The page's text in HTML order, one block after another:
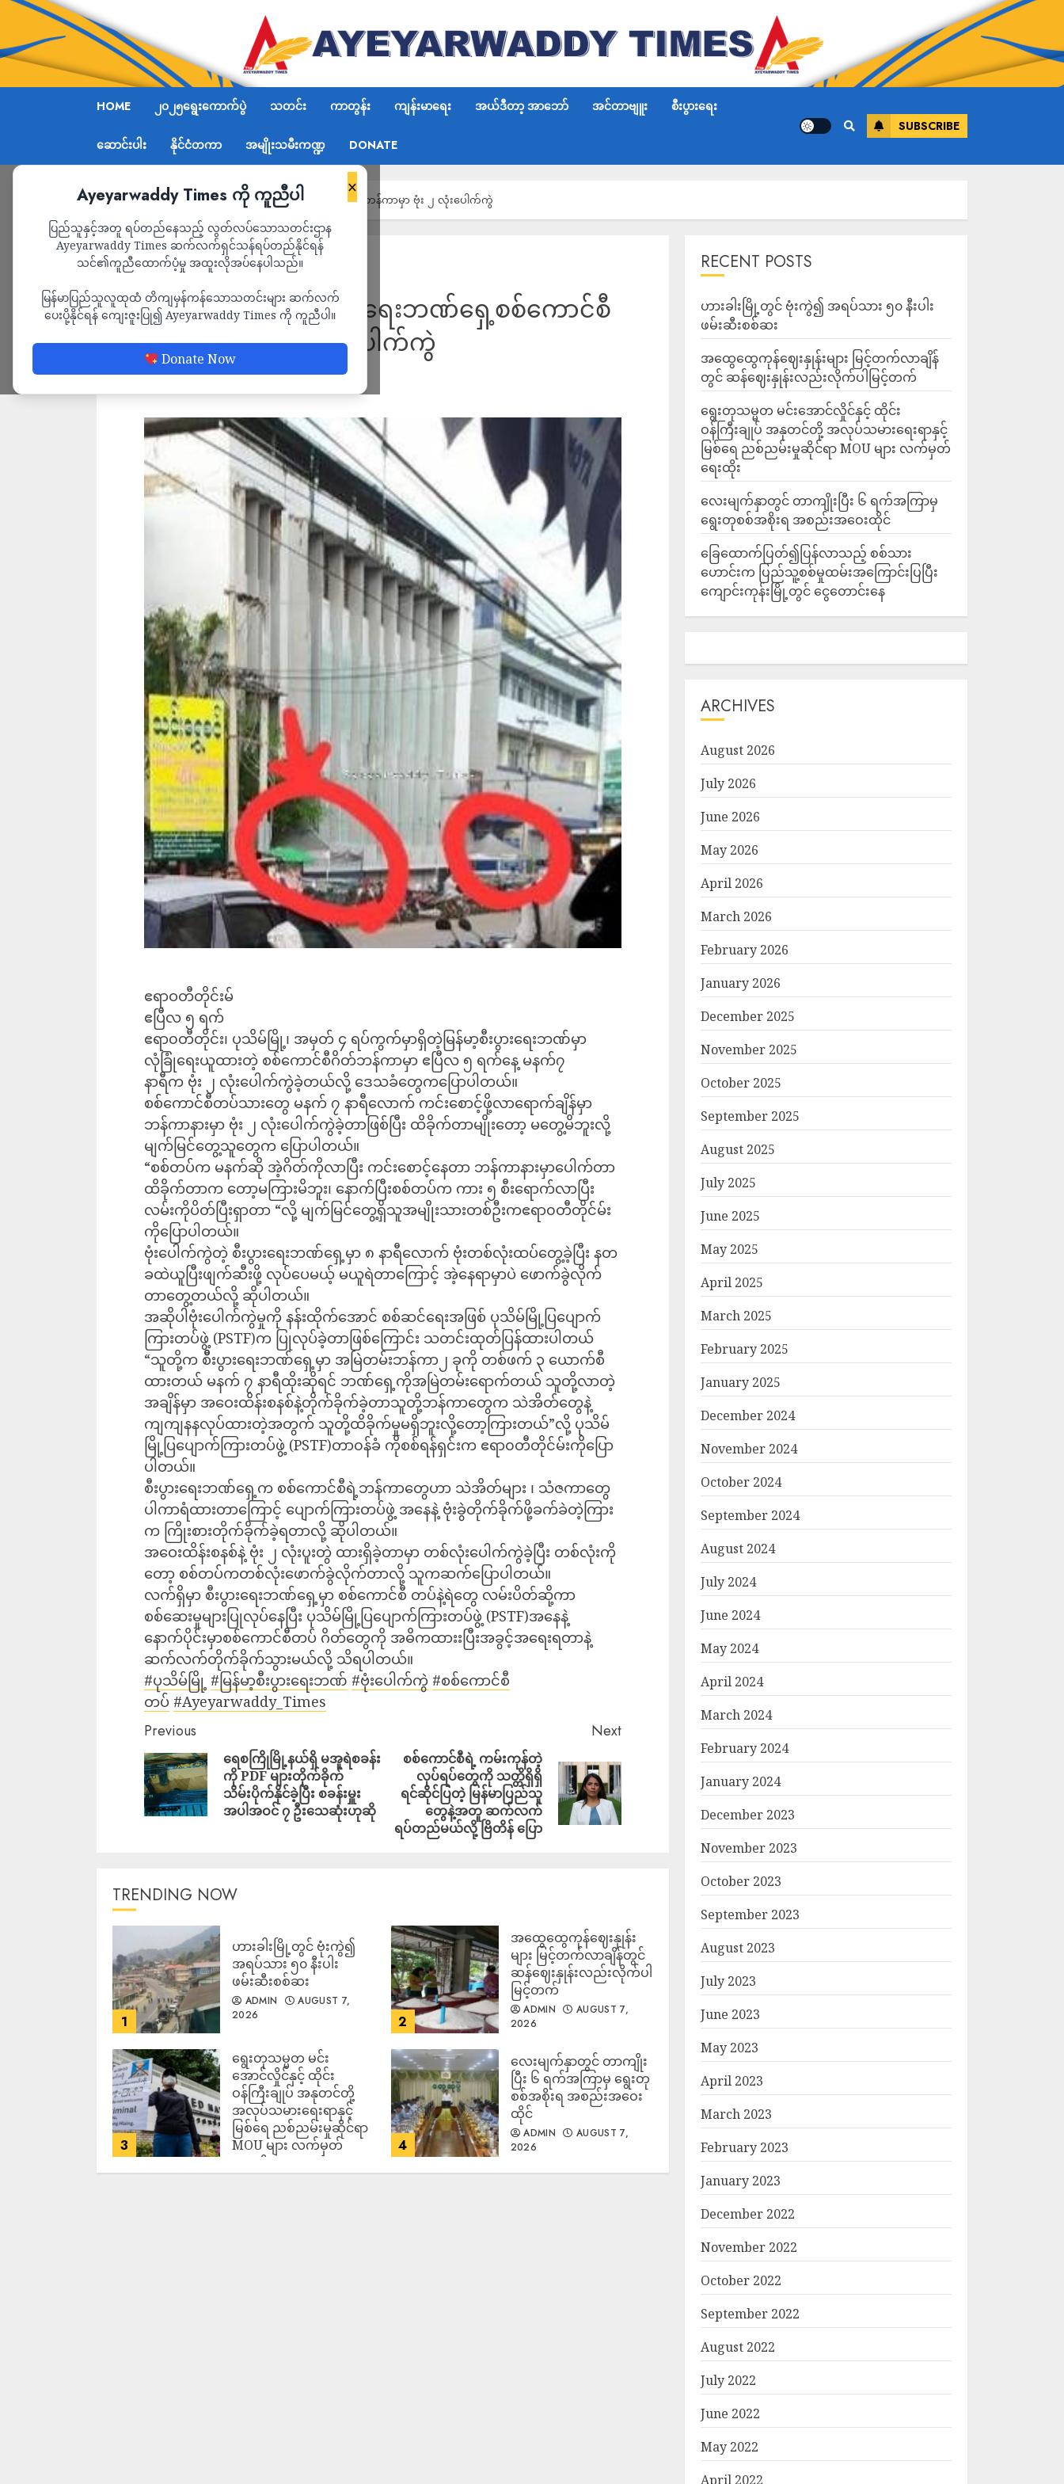
HOME ၂၀၂၅ရွေးကောက်ပွဲ သတင်း ကာတွန်း ကျန်းမာရေး အယ်ဒီတာ့ အာဘော် အင်တာဗျူး စီးပွားရေး
ဆောင်းပါး နိုင်ငံတကာ အမျိုးသမီးကဏ္ဍ DONATE
SUBSCRIBE
×
Ayeyarwaddy Times ကို ကူညီပါ
ပြည်သူနှင့်အတူ ရပ်တည်နေသည့် လွတ်လပ်သောသတင်းဌာန
Ayeyarwaddy Times ဆက်လက်ရှင်သန်ရပ်တည်နိုင်ရန်
သင်၏ကူညီထောက်ပံ့မှု အထူးလိုအပ်နေပါသည်။
မြန်မာပြည်သူလူထုထံ တိကျမှန်ကန်သောသတင်းများ ဆက်လက်
ပေးပို့နိုင်ရန် ကျေးဇူးပြု၍ Ayeyarwaddy Times ကို ကူညီပါ။
Donate Now
Home ပုသိမ်မြို့ မြန်မာ့စီးပွားရေးဘဏ်ရှေ့စစ်ကောင်စီ ဘန်ကာမှာ ဗုံး ၂ လုံးပေါက်ကွဲ
သတင်း
ပုသိမ်မြို့ မြန်မာ့စီးပွားရေးဘဏ်ရှေ့စစ်ကောင်စီ
ဘန်ကာမှာ ဗုံး ၂ လုံးပေါက်ကွဲ
ADMIN APRIL 6, 2023
ဧရာဝတီတိုင်းမ်
ဧပြီလ ၅ ရက်
ဧရာ၀တီတိုင်း၊ ပုသိမ်မြို့၊ အမှတ် ၄ ရပ်ကွက်မှာရှိတဲ့မြန်မာ့စီးပွားရေးဘဏ်မှာ
လုံခြုံရေးယူထားတဲ့ စစ်ကောင်စီဂိတ်ဘန်ကာမှာ ဧပြီလ ၅ ရက်နေ့ မနက်၇
နာရီက ဗုံး ၂ လုံးပေါက်ကွဲခဲ့တယ်လို့ ဒေသခံတွေကပြောပါတယ်။
စစ်ကောင်စီတပ်သားတွေ မနက် ၇ နာရီလောက် ကင်းစောင့်ဖို့လာရောက်ချိန်မှာ
ဘန်ကာနားမှာ ဗုံး ၂ လုံးပေါက်ကွဲခဲ့တာဖြစ်ပြီး ထိခိုက်တာမျိုးတော့ မတွေ့မိဘူးလို့
မျက်မြင်တွေ့သူတွေက ပြောပါတယ်။
“စစ်တပ်က မနက်ဆို အဲ့ဂိတ်ကိုလာပြီး ကင်းစောင့်နေတာ ဘန်ကာနားမှာပေါက်တာ
ထိခိုက်တာက တော့မကြားမိဘူး၊ နောက်ပြီးစစ်တပ်က ကား ၅ စီးရောက်လာပြီး
လမ်းကိုပိတ်ပြီးရှာတာ “လို့ မျက်မြင်တွေ့ရှိသူအမျိုးသားတစ်ဦးကဧရာ၀တီတိုင်မ်း
ကိုပြောပါတယ်။
ဗုံးပေါက်ကွဲတဲ့ စီးပွားရေးဘဏ်ရှေ့မှာ ၈ နာရီလောက် ဗုံးတစ်လုံးထပ်တွေ့ခဲ့ပြီး နတ
ခထဲယူပြီးဖျက်ဆီးဖို့ လုပ်ပေမယ့် မယူရဲတာကြောင့် အဲ့နေရာမှာပဲ ဖောက်ခွဲလိုက်
တာတွေ့တယ်လို့ ဆိုပါတယ်။
အဆိုပါဗုံးပေါက်ကွဲမှုကို နန်းထိုက်အောင် စစ်ဆင်ရေးအဖြစ် ပုသိမ်မြို့ပြပျောက်
ကြားတပ်ဖွဲ့ (PSTF)က ပြုလုပ်ခဲ့တာဖြစ်ကြောင်း သတင်းထုတ်ပြန်ထားပါတယ်
“သူတို့က စိီးပွားရေးဘဏ်ရှေ့မှာ အမြဲတမ်းဘန်ကာ၂ ခုကို တစ်ဖက် ၃ ယောက်စီ
ထားတယ် မနက် ၇ နာရီထိုးဆိုရင် ဘဏ်ရှေ့ကိုအမြဲတမ်းရောက်တယ် သူတို့လာတဲ့
အချိန်မှာ အဝေးထိန်းစနစ်နဲ့တိုက်ခိုက်ခဲ့တာသူတို့ဘန်ကာတွေက သဲအိတ်တွေနဲ့
ကျကျနနလုပ်ထားတဲ့အတွက် သူတို့ထိခိုက်မှုမရှိဘူးလို့တော့ကြားတယ်”လို့ ပုသိမ်
မြို့ပြပျောက်ကြားတပ်ဖွဲ့ (PSTF)တာ၀န်ခံ ကိုစစ်ရန်ရှင်းက ဧရာ၀တီတိုင်မ်းကိုပြော
ပါတယ်။
စီးပွားရေးဘဏ်ရှေ့က စစ်ကောင်စီရဲ့ဘန်ကာတွေဟာ သဲအိတ်များ ၊ သံဇကာတွေ
ပါကာရံထားတာကြောင့် ပျောက်ကြားတပ်ဖွဲ့ အနေနဲ့ ဗုံးခွဲတိုက်ခိုက်ဖို့ခက်ခဲတဲ့ကြား
က ကြိုးစားတိုက်ခိုက်ခဲ့ရတာလို့ ဆိုပါတယ်။
အဝေးထိန်းစနစ်နဲ့ ဗုံး ၂ လုံးပူးတွဲ ထားရှိခဲ့တာမှာ တစ်လုံးပေါက်ကွဲခဲ့ပြီး တစ်လုံးကို
တော့ စစ်တပ်ကတစ်လုံးဖောက်ခွဲလိုက်တာလို့ သူကဆက်ပြောပါတယ်။
လက်ရှိမှာ စီးပွားရေးဘဏ်ရှေ့မှာ စစ်ကောင်စီ တပ်နဲ့ရဲတွေ လမ်းပိတ်ဆို့ကာ
စစ်ဆေးမှုများပြုလုပ်နေပြီး ပုသိမ်မြို့ပြပျောက်ကြားတပ်ဖွဲ့ (PSTF)အနေနဲ့
နောက်ပိုင်းမှာစစ်ကောင်စီတပ် ဂိတ်တွေကို အဓိကထားးပြီးအခွင့်အရေးရတာနဲ့
ဆက်လက်တိုက်ခိုက်သွားမယ်လို့ သိရပါတယ်။
#ပုသိမ်မြို့ #မြန်မာ့စီးပွားရေးဘဏ် #ဗုံးပေါက်ကွဲ #စစ်ကောင်စီ
တပ် #Ayeyarwaddy_Times
Previous
ရေစကြိုမြို့နယ်ရှိ မအူရဲစခန်း
ကို PDF များတိုက်ခိုက်
သိမ်းပိုက်နိုင်ခဲ့ပြီး စခန်းမှူး
အပါအဝင် ၇ ဦးသေဆုံးဟုဆို
Next
စစ်ကောင်စီရဲ့ ကမ်းကုန်တဲ့
လုပ်ရပ်တွေကို သတ္တိရှိရှိ
ရင်ဆိုင်ပြတဲ့ မြန်မာပြည်သူ
တွေနဲ့အတူ ဆက်လက်
ရပ်တည်မယ်လို့ ဗြိတိန် ပြော
TRENDING NOW
1
ဟားခါးမြို့တွင် ဗုံးကွဲ၍
အရပ်သား ၅၀ နီးပါး
ဖမ်းဆီးစစ်ဆး
ADMIN
AUGUST 7,
2026
2
အထွေထွေကုန်ဈေးနှုန်း
များ မြင့်တက်လာချိန်တွင်
ဆန်ဈေးနှုန်းလည်းလိုက်ပါ
မြင့်တက်
ADMIN
AUGUST 7,
2026
3
ရွေးတုသမ္မတ မင်း
အောင်လှိုင်နှင့် ထိုင်း
ဝန်ကြီးချုပ် အနုတင်တို့
အလုပ်သမားရေးရာနှင့်
မြစ်ရေ ညစ်ညမ်းမှုဆိုင်ရာ
MOU များ လက်မှတ်
ရေးထိုး
4
လေးမျက်နှာတွင် တာကျိုး
ပြီး ၆ ရက်အကြာမှ ရွေးတု
စစ်အစိုးရ အစည်းအဝေး
ထိုင်
ADMIN
AUGUST 7,
2026
RECENT POSTS
ဟားခါးမြို့တွင် ဗုံးကွဲ၍ အရပ်သား ၅၀ နီးပါး
ဖမ်းဆီးစစ်ဆး
အထွေထွေကုန်ဈေးနှုန်းများ မြင့်တက်လာချိန်
တွင် ဆန်ဈေးနှုန်းလည်းလိုက်ပါမြင့်တက်
ရွေးတုသမ္မတ မင်းအောင်လှိုင်နှင့် ထိုင်း
ဝန်ကြီးချုပ် အနုတင်တို့ အလုပ်သမားရေးရာနှင့်
မြစ်ရေ ညစ်ညမ်းမှုဆိုင်ရာ MOU များ လက်မှတ်
ရေးထိုး
လေးမျက်နှာတွင် တာကျိုးပြီး ၆ ရက်အကြာမှ
ရွေးတုစစ်အစိုးရ အစည်းအဝေးထိုင်
ခြေထောက်ပြတ်၍ပြန်လာသည့် စစ်သား
ဟောင်းက ပြည်သူ့စစ်မှုထမ်းအကြောင်းပြပြီး
ကျောင်းကုန်းမြို့တွင် ငွေတောင်းနေ
ARCHIVES
August 2026
July 2026
June 2026
May 2026
April 2026
March 2026
February 2026
January 2026
December 2025
November 2025
October 2025
September 2025
August 2025
July 2025
June 2025
May 2025
April 2025
March 2025
February 2025
January 2025
December 2024
November 2024
October 2024
September 2024
August 2024
July 2024
June 2024
May 2024
April 2024
March 2024
February 2024
January 2024
December 2023
November 2023
October 2023
September 2023
August 2023
July 2023
June 2023
May 2023
April 2023
March 2023
February 2023
January 2023
December 2022
November 2022
October 2022
September 2022
August 2022
July 2022
June 2022
May 2022
April 2022